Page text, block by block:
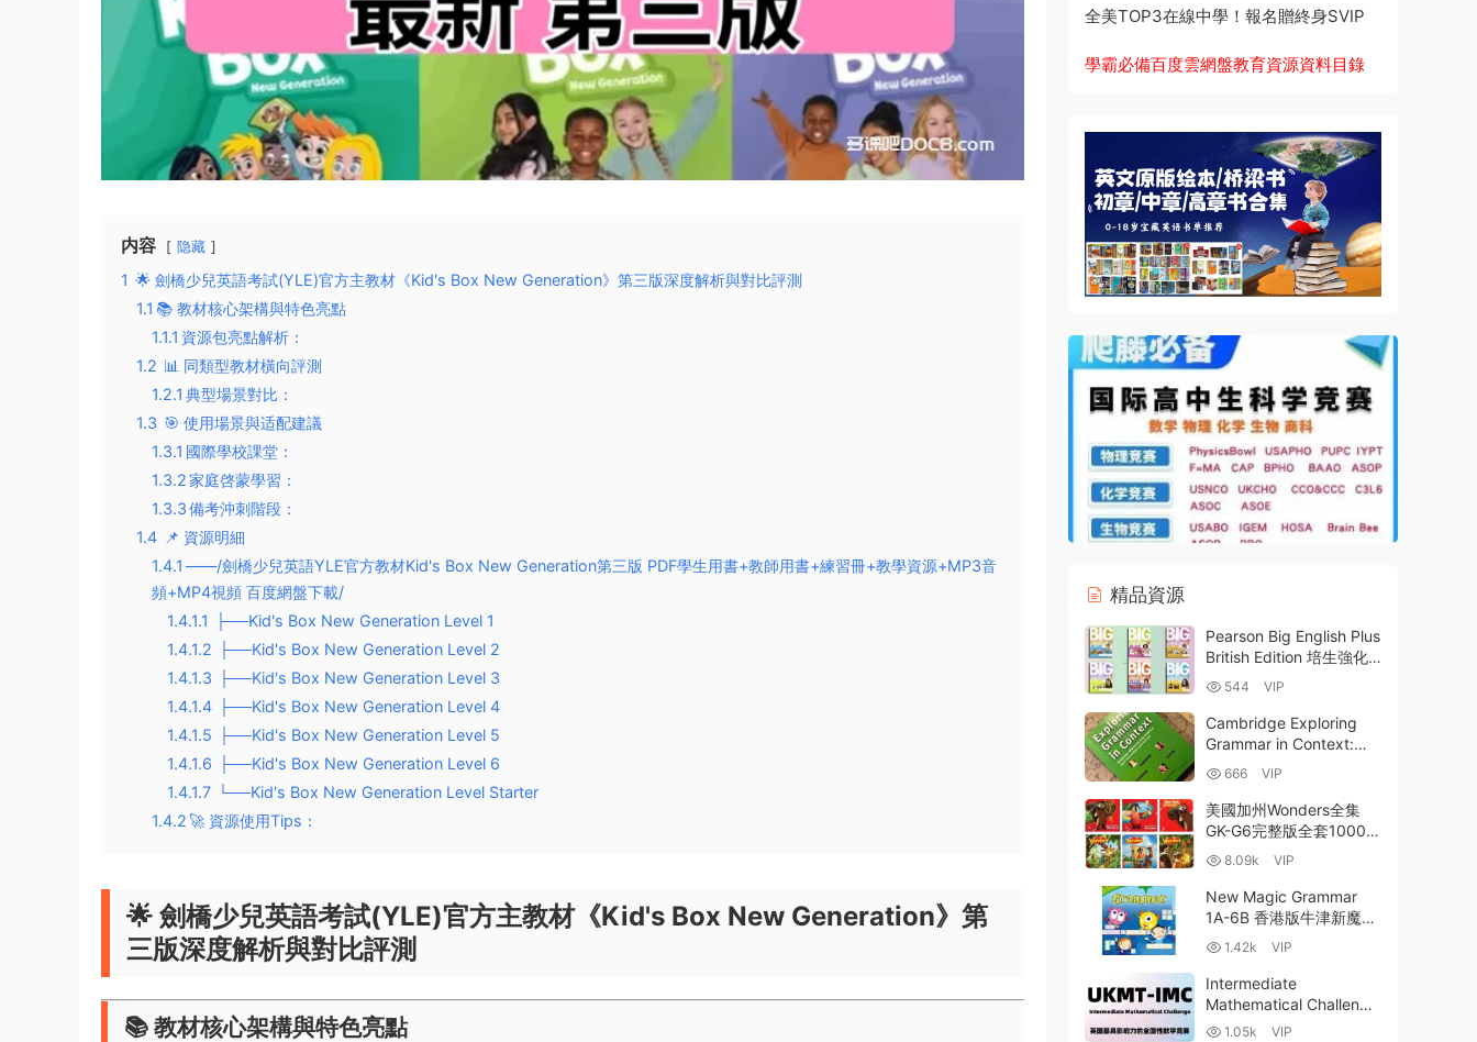
内容 隐藏
1 🌟 ​​劍橋少兒英語考試(YLE)官方主教材《Kid's Box New Generation》第三版深度解析與對比評測​​
1.1 ​​📚 教材核心架構與特色亮點​​
1.1.1 ​​資源包亮點解析​​：
1.2 📊 同類型教材橫向評測​​
1.2.1 ​​典型場景對比​​：
1.3 🎯 使用場景與适配建議​​
1.3.1 ​​國際學校課堂​​：
1.3.2​​家庭啓蒙學習​​：
1.3.3​​備考沖刺階段​​：
1.4 📌 資源明細​​
1.4.1 ​​——/劍橋少兒英語YLE官方教材Kid's Box New Generation第三版 PDF學生用書+教師用書+練習冊+教學資源+MP3音
頻+MP4視頻 百度網盤下載/
1.4.1.1
├──Kid's Box New Generation Level 1
1.4.1.2
├──Kid's Box New Generation Level 2
1.4.1.3
├──Kid's Box New Generation Level 3
1.4.1.4
├──Kid's Box New Generation Level 4
1.4.1.5
├──Kid's Box New Generation Level 5
1.4.1.6
├──Kid's Box New Generation Level 6
1.4.1.7 └──Kid's Box New Generation Level Starter
1.4.2 ​​🚀 資源使用Tips​​：
🌟 ​ ​劍橋少兒英語考試(YLE)官方主教材《Kid's Box New Generation》第
三版深度解析與對比評測​
​📚 教材核心架構與特色亮點​
全美TOP3在線中學！報名贈終身SVIP
學霸必備百度雲網盤教育資源資料目錄
精品資源
Pearson Big English Plus
British Edition 培生強化
版少兒英語教材英版全套
資源 PDF電子版學生書教
師書測試 MP3音頻
544 VIP
Cambridge Exploring
Grammar in Context:
Upper-intermediate and
Advanced 在語境中探索
語法：中高級 百度雲網盤
下載
666 VIP
美國加州Wonders全集
GK-G6完整版全套1000本
内嵌MP3音頻可點讀PDF
600節外教課 百度網盤下
載-200GB
8.09k VIP
New Magic Grammar
1A-6B 香港版牛津新魔法
語法全6級 學生用書+教
師用書 全彩PDF 百度雲
網盤下載
1.42k VIP
Intermediate
Mathematical Challenge
英國IMC中級數學競賽 挑
1.05k VIP